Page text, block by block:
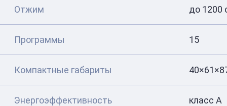
Отжим до 1200
Программы 15
Компактные габариты
Энергоэффективность класс A